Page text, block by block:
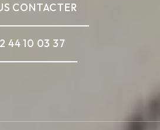
CONTACTER
44 10 03 37